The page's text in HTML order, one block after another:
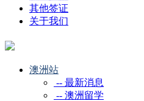
其他签证
关于我们
澳洲站
-- 最新消息
-- 澳洲留学